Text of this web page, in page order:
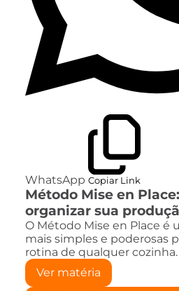
WhatsApp Copiar Link
Método Mise en
organizar sua
O Método Mise en Place é
mais simples e poderosas
rotina de qualquer
Ver matéria